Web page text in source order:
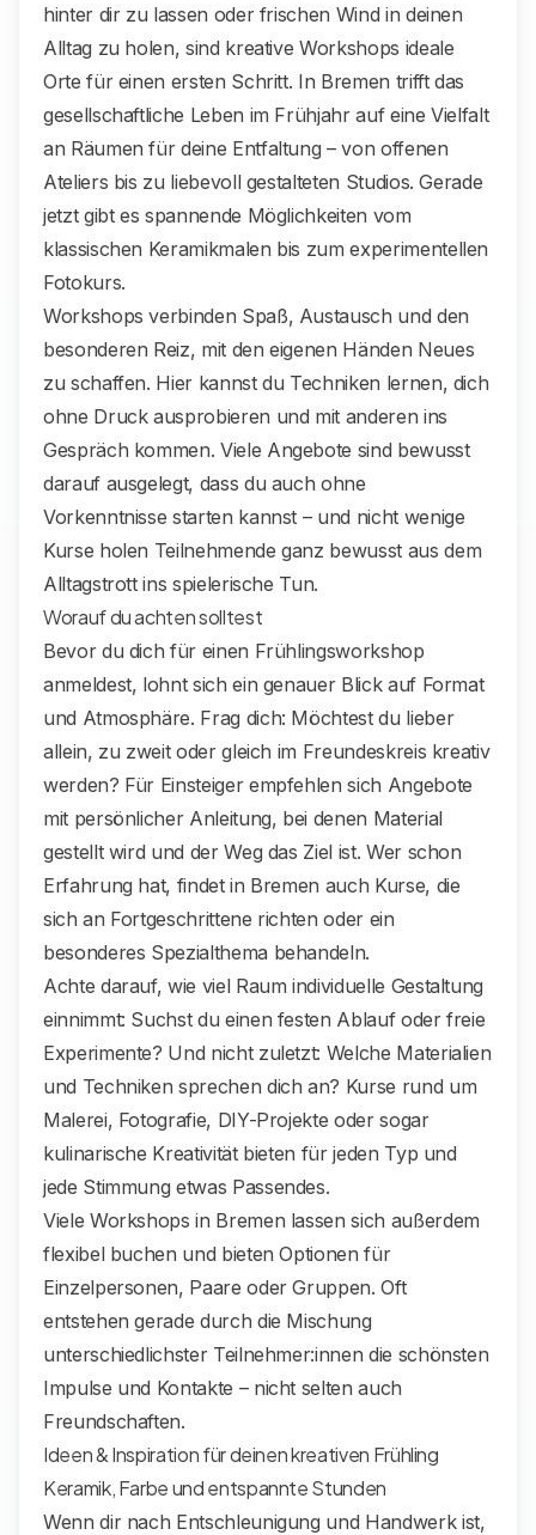
hinter dir zu lassen oder frischen Wind in deinen
Alltag zu holen, sind kreative Workshops ideale
Orte für einen ersten Schritt. In Bremen trifft das
gesellschaftliche Leben im Frühjahr auf eine Vielfalt
an Räumen für deine Entfaltung – von offenen
Ateliers bis zu liebevoll gestalteten Studios. Gerade
jetzt gibt es spannende Möglichkeiten vom
klassischen Keramikmalen bis zum experimentellen
Fotokurs.
Workshops verbinden Spaß, Austausch und den
besonderen Reiz, mit den eigenen Händen Neues
zu schaffen. Hier kannst du Techniken lernen, dich
ohne Druck ausprobieren und mit anderen ins
Gespräch kommen. Viele Angebote sind bewusst
darauf ausgelegt, dass du auch ohne
Vorkenntnisse starten kannst – und nicht wenige
Kurse holen Teilnehmende ganz bewusst aus dem
Alltagstrott ins spielerische Tun.
Worauf du achten solltest
Bevor du dich für einen Frühlingsworkshop
anmeldest, lohnt sich ein genauer Blick auf Format
und Atmosphäre. Frag dich: Möchtest du lieber
allein, zu zweit oder gleich im Freundeskreis kreativ
werden? Für Einsteiger empfehlen sich Angebote
mit persönlicher Anleitung, bei denen Material
gestellt wird und der Weg das Ziel ist. Wer schon
Erfahrung hat, findet in Bremen auch Kurse, die
sich an Fortgeschrittene richten oder ein
besonderes Spezialthema behandeln.
Achte darauf, wie viel Raum individuelle Gestaltung
einnimmt: Suchst du einen festen Ablauf oder freie
Experimente? Und nicht zuletzt: Welche Materialien
und Techniken sprechen dich an? Kurse rund um
Malerei, Fotografie, DIY-Projekte oder sogar
kulinarische Kreativität bieten für jeden Typ und
jede Stimmung etwas Passendes.
Viele Workshops in Bremen lassen sich außerdem
flexibel buchen und bieten Optionen für
Einzelpersonen, Paare oder Gruppen. Oft
entstehen gerade durch die Mischung
unterschiedlichster Teilnehmer:innen die schönsten
Impulse und Kontakte – nicht selten auch
Freundschaften.
Ideen & Inspiration für deinen kreativen Frühling
Keramik, Farbe und entspannte Stunden
Wenn dir nach Entschleunigung und Handwerk ist,